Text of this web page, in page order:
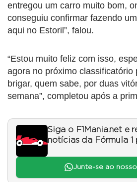
entregou um carro muito bom,
conseguiu confirmar fazendo
aqui no Estoril”, falou.
“Estou muito feliz com isso,
agora no próximo classificatório
brigar, quem sabe, por duas
semana”, completou após a
Siga o F1Mania.net e
notícias da Fórmula
Junte-se ao nosso